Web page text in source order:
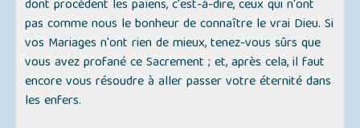
dont procèdent les païens, c'est-à-dire, ceux qui n'ont
pas comme nous le bonheur de connaître le vrai Dieu. Si
vos Mariages n'ont rien de mieux, tenez-vous sûrs que
vous avez profané ce Sacrement ; et, après cela, il faut
encore vous résoudre à aller passer votre éternité dans
les enfers.